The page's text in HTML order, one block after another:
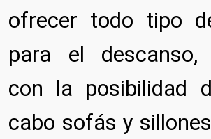
ofrecer todo tipo
para el descanso,
con la posibilidad
cabo sofás y